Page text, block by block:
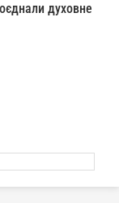
духовне